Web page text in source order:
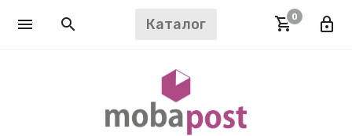
Каталог 0